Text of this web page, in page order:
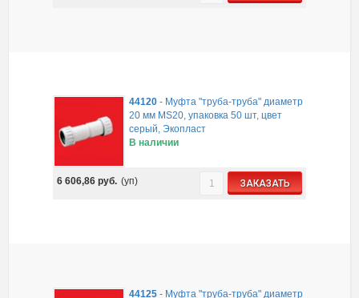
44120- Муфта "труба-труба" диаметр
20 мм MS20, упаковка 50 шт, цвет
серый, Экопласт
В наличии
6 606,86 руб. (уп) ЗАКАЗАТЬ
44125- Муфта "труба-труба" диаметр